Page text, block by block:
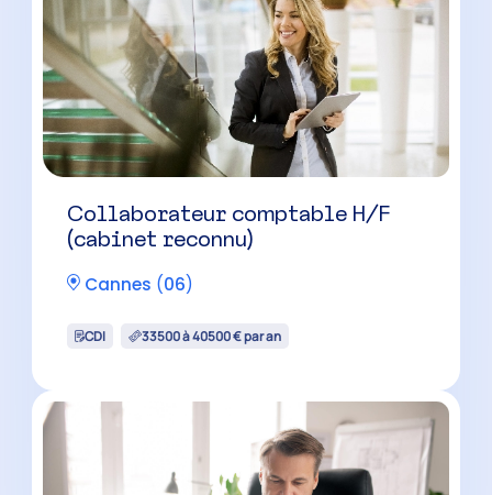
Collaborateur comptable H/F
Menton(06)
CDI 30500 à 40000 € par an